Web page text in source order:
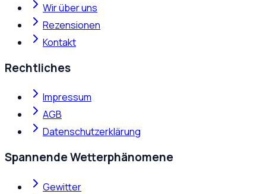
Wir über uns
Rezensionen
Kontakt
Rechtliches
Impressum
AGB
Datenschutzerklärung
Spannende Wetterphänomene
Gewitter